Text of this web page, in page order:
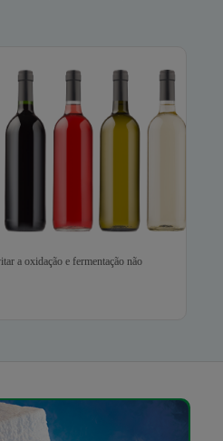
a oxidação e fermentação não